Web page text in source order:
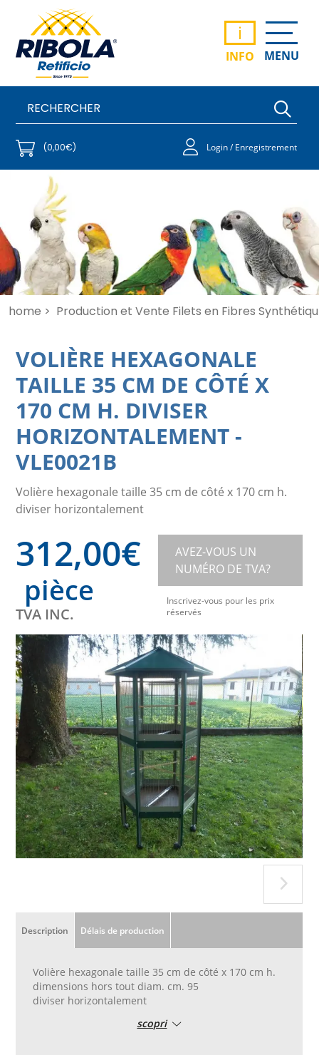
i
INFO MENU
(0,00€) Login / Enregistrement
home > Production et Vente Filets en Fibres
VOLIÈRE HEXAGONALE
TAILLE 35 CM DE CÔTÉ X
170 CM H. DIVISER
HORIZONTALEMENT -
VLE0021B
Volière hexagonale taille 35 cm de côté x 170 cm h.
diviser horizontalement
312,00€
pièce
TVA INC.
AVEZ-VOUS UN
NUMÉRO DE TVA?
Inscrivez-vous pour les prix
réservés
Description Délais de production
Volière hexagonale taille 35 cm de côté x 170 cm h.
dimensions hors tout diam. cm. 95
diviser horizontalement
scopri